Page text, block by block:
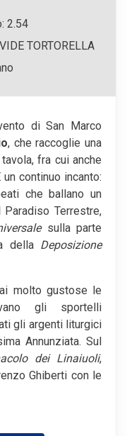
2.54
TORTORELLA
di San Marco
, che raccoglie una
fra cui anche
continuo incanto:
che ballano un
Terrestre,
sulla parte
della Deposizione
molto gustose le
gli sportelli
gli argenti liturgici
Annunziata. Sul
dei Linaiuoli,
Ghiberti con le